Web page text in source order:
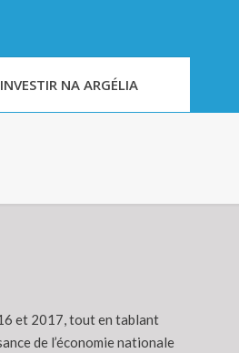
INVESTIR NA ARGÉLIA
et 2017, tout en tablant
de l’économie nationale